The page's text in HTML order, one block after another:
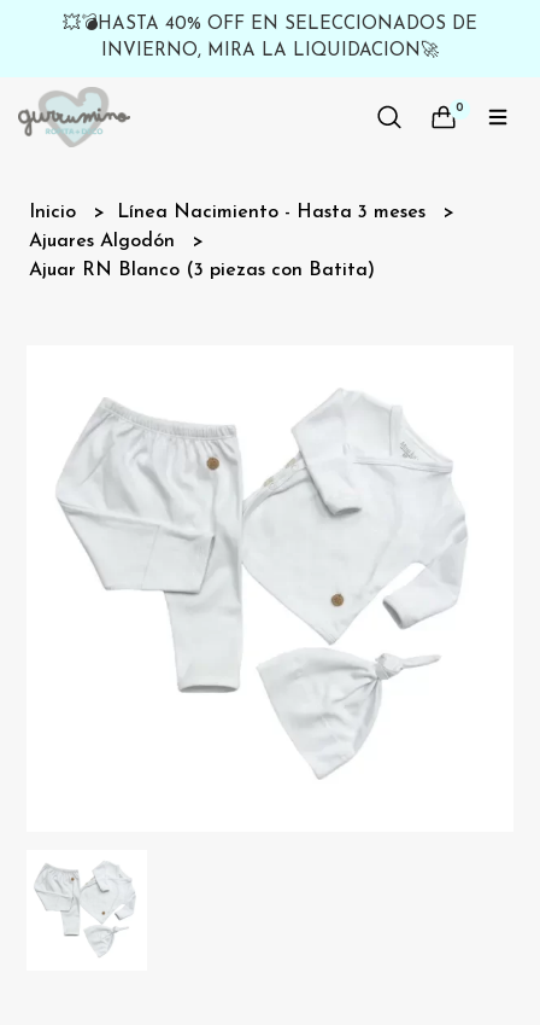
💥💣HASTA 40% OFF EN SELECCIONADOS DE
INVIERNO, MIRA LA LIQUIDACION🚀
0
Inicio
Línea Nacimiento - Hasta 3 meses
Ajuares Algodón
Ajuar RN Blanco (3 piezas con Batita)